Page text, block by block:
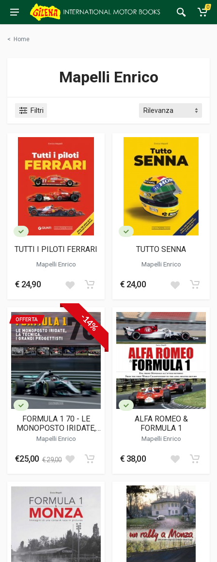
0
< Home
Mapelli Enrico
Filtri
TUTTI I PILOTI FERRARI
Mapelli Enrico
€ 24,90
TUTTO SENNA
Mapelli Enrico
€ 24,00
-14%
OFFERTA
FORMULA 1 70 - LE
MONOPOSTO IRIDATE,
LA TECNICA, I GRANDI
Mapelli Enrico
€25,00 € 29,00
ALFA ROMEO &
FORMULA 1
Mapelli Enrico
€ 38,00